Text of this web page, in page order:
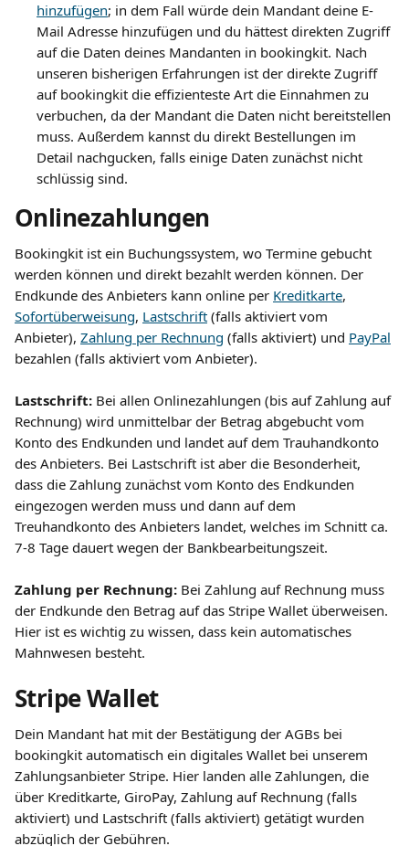
hinzufügen; in dem Fall würde dein Mandant deine E-
Mail Adresse hinzufügen und du hättest direkten Zugriff
auf die Daten deines Mandanten in bookingkit. Nach
unseren bisherigen Erfahrungen ist der direkte Zugriff
auf bookingkit die effizienteste Art die Einnahmen zu
verbuchen, da der Mandant die Daten nicht bereitstellen
muss. Außerdem kannst du direkt Bestellungen im
Detail nachgucken, falls einige Daten zunächst nicht
schlüssig sind.
Onlinezahlungen
Bookingkit ist ein Buchungssystem, wo Termine gebucht
werden können und direkt bezahlt werden können. Der
Endkunde des Anbieters kann online per Kreditkarte,
Sofortüberweisung, Lastschrift (falls aktiviert vom
Anbieter), Zahlung per Rechnung (falls aktiviert) und PayPal
bezahlen (falls aktiviert vom Anbieter).
Lastschrift: Bei allen Onlinezahlungen (bis auf Zahlung auf
Rechnung) wird unmittelbar der Betrag abgebucht vom
Konto des Endkunden und landet auf dem Trauhandkonto
des Anbieters. Bei Lastschrift ist aber die Besonderheit,
dass die Zahlung zunächst vom Konto des Endkunden
eingezogen werden muss und dann auf dem
Treuhandkonto des Anbieters landet, welches im Schnitt ca.
7-8 Tage dauert wegen der Bankbearbeitungszeit.
Zahlung per Rechnung: Bei Zahlung auf Rechnung muss
der Endkunde den Betrag auf das Stripe Wallet überweisen.
Hier ist es wichtig zu wissen, dass kein automatisches
Mahnwesen besteht.
Stripe Wallet
Dein Mandant hat mit der Bestätigung der AGBs bei
bookingkit automatisch ein digitales Wallet bei unserem
Zahlungsanbieter Stripe. Hier landen alle Zahlungen, die
über Kreditkarte, GiroPay, Zahlung auf Rechnung (falls
aktiviert) und Lastschrift (falls aktiviert) getätigt wurden
abzüglich der Gebühren.